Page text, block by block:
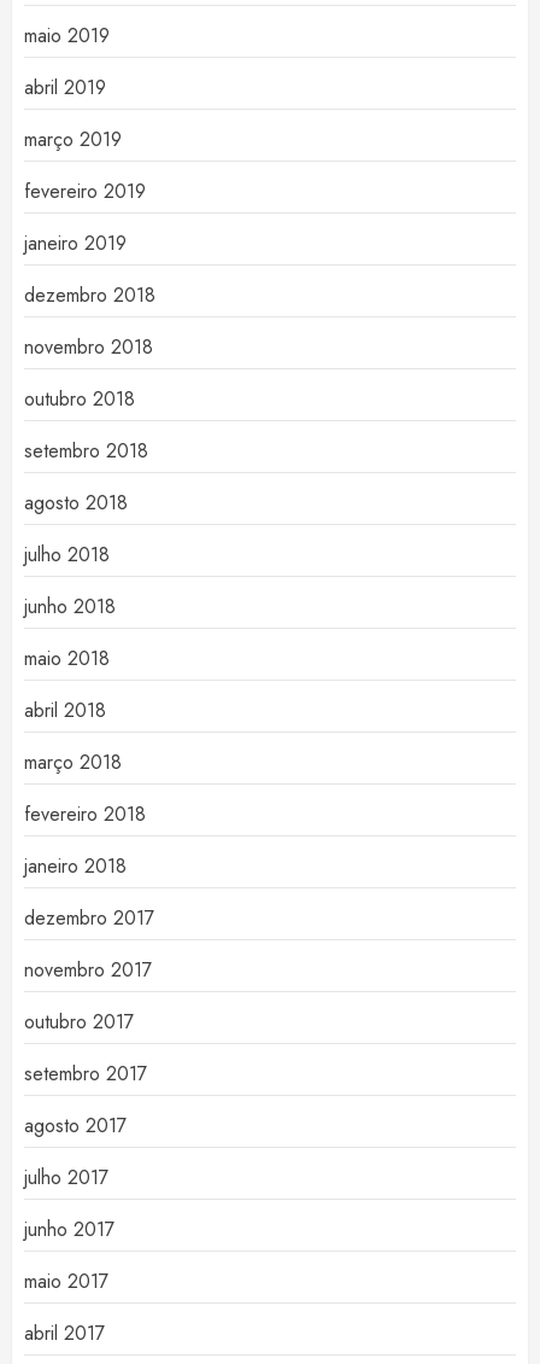
maio 2019
abril 2019
março 2019
fevereiro 2019
janeiro 2019
dezembro 2018
novembro 2018
outubro 2018
setembro 2018
agosto 2018
julho 2018
junho 2018
maio 2018
abril 2018
março 2018
fevereiro 2018
janeiro 2018
dezembro 2017
novembro 2017
outubro 2017
setembro 2017
agosto 2017
julho 2017
junho 2017
maio 2017
abril 2017